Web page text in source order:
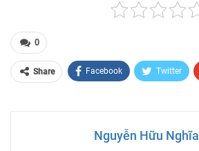
0
Share Facebook Twitter
Nguyễn Hữu Nghĩa